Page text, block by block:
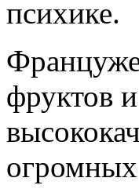
психике.
фруктов
огромных